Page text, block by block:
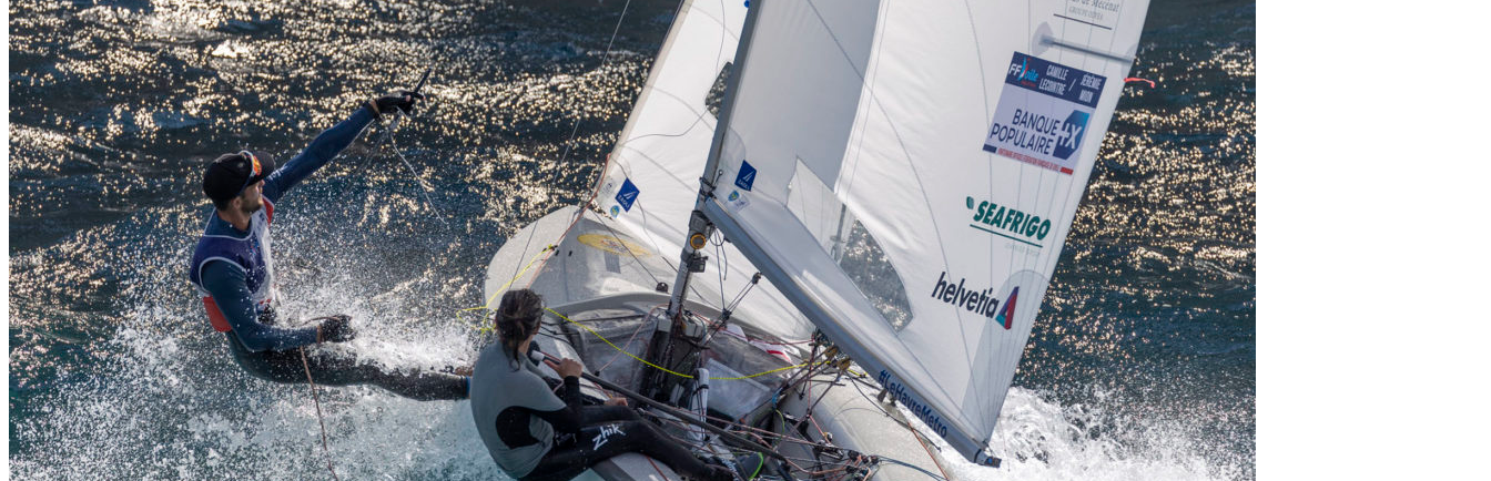
13Fév
Class40,Classe Ultim 32/23,Course au Large,IMOCA,Multi50 - Ocean Fifty,Transat Café l'Or
4 classes, 4 parcours, 4 duos vainqueurs